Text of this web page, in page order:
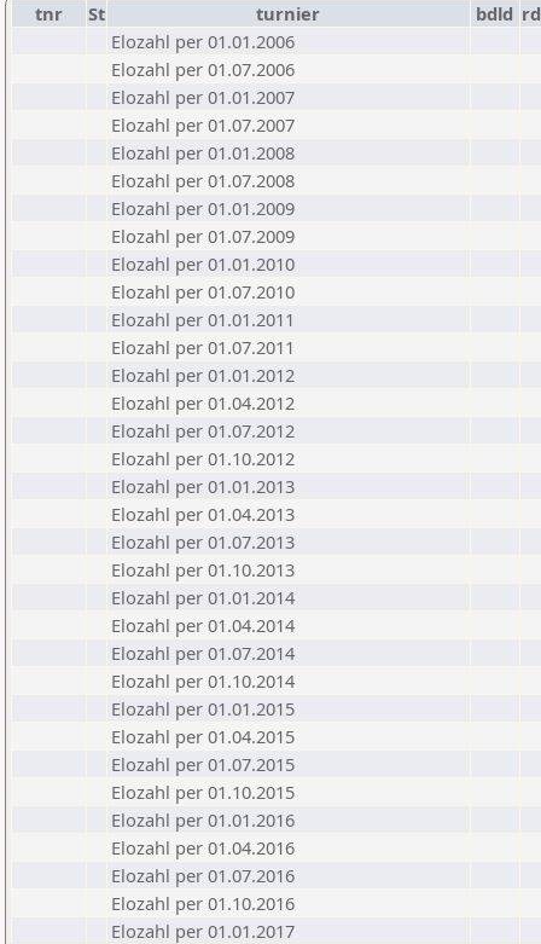
tnr St turnier bdld rd
Elozahl per 01.01.2006
Elozahl per 01.07.2006
Elozahl per 01.01.2007
Elozahl per 01.07.2007
Elozahl per 01.01.2008
Elozahl per 01.07.2008
Elozahl per 01.01.2009
Elozahl per 01.07.2009
Elozahl per 01.01.2010
Elozahl per 01.07.2010
Elozahl per 01.01.2011
Elozahl per 01.07.2011
Elozahl per 01.01.2012
Elozahl per 01.04.2012
Elozahl per 01.07.2012
Elozahl per 01.10.2012
Elozahl per 01.01.2013
Elozahl per 01.04.2013
Elozahl per 01.07.2013
Elozahl per 01.10.2013
Elozahl per 01.01.2014
Elozahl per 01.04.2014
Elozahl per 01.07.2014
Elozahl per 01.10.2014
Elozahl per 01.01.2015
Elozahl per 01.04.2015
Elozahl per 01.07.2015
Elozahl per 01.10.2015
Elozahl per 01.01.2016
Elozahl per 01.04.2016
Elozahl per 01.07.2016
Elozahl per 01.10.2016
Elozahl per 01.01.2017